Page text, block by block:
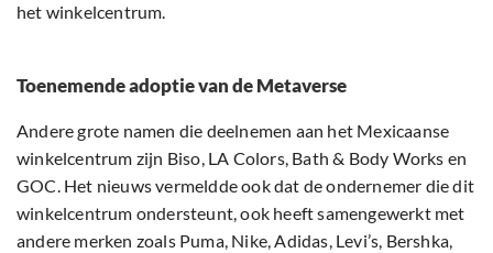
het winkelcentrum.
Toenemende adoptie van de Metaverse
Andere grote namen die deelnemen aan het Mexicaanse
winkelcentrum zijn Biso, LA Colors, Bath & Body Works en
GOC. Het nieuws vermeldde ook dat de ondernemer die dit
winkelcentrum ondersteunt, ook heeft samengewerkt met
andere merken zoals Puma, Nike, Adidas, Levi’s, Bershka,